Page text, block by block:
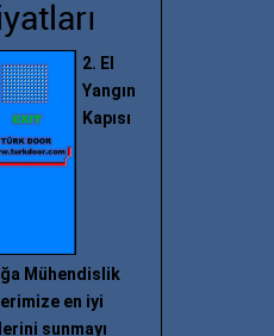
2. El
Yangın
Kapısı
Mühendislik
en iyi
sunmayı